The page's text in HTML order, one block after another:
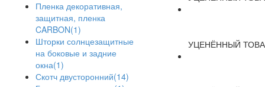
Пленка декоративная,
защитная, пленка
CARBON(1)
Шторки солнцезащитные
на боковые и задние
окна(1)
Скотч двусторонний(14)
УЦЕНЁННЫЙ